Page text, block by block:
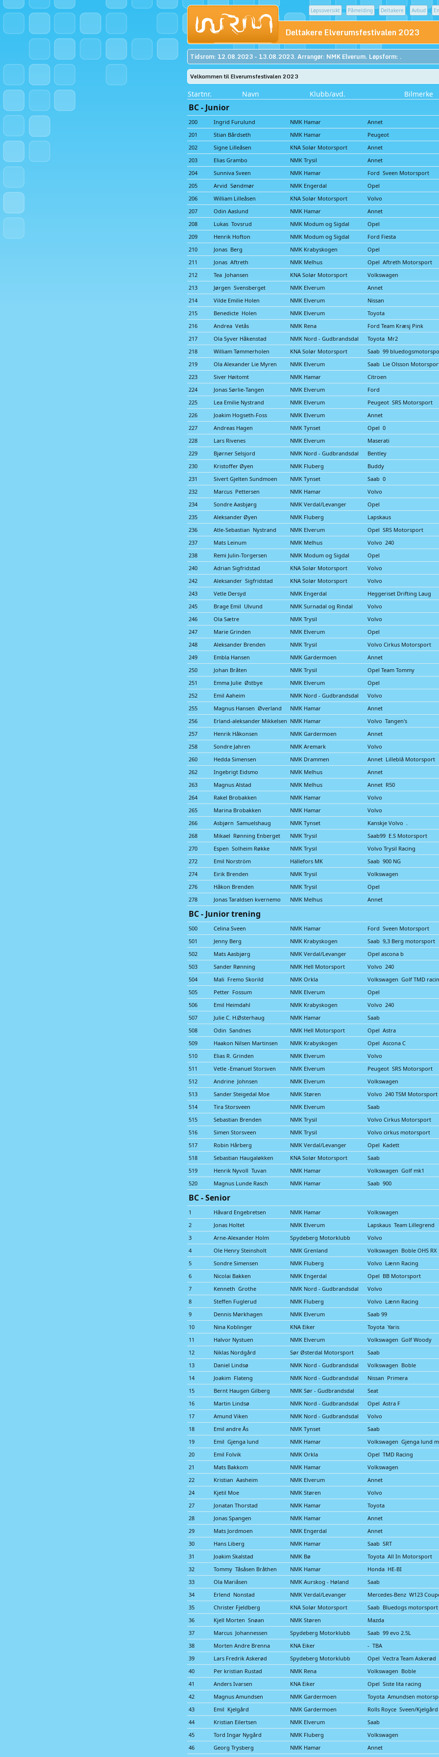
Løpsoversikt Påmelding Deltakere Avbud
Deltakere Elverumsfestivalen 2023
Tidsrom: 12.08.2023 - 13.08.2023. Arrangør: NMK Elverum. Løpsform: .
Velkommen til Elverumsfestivalen 2023
Startnr. Navn Klubb/avd. Bilmerke
BC - Junior
200 Ingrid Furulund NMK Hamar
Annet
201
Stian Bårdseth NMK Hamar
Peugeot
202
Signe Lilleåsen KNA Solør Motorsport
Annet
203
Elias Grambo NMK Trysil
Annet
204
Sunniva Sveen NMK Hamar
Ford Sveen Motorsport
205
Arvid Søndmør NMK Engerdal
Opel
206
William Lilleåsen KNA Solør Motorsport
Volvo
207
Odin Aaslund NMK Hamar
Annet
208
Lukas Tovsrud NMK Modum og Sigdal
Opel
209
Henrik Hofton NMK Modum og Sigdal
Ford Fiesta
210
Jonas Berg NMK Krabyskogen
Opel
211
Jonas Aftreth NMK Melhus
Opel Aftreth Motorsport
212
Tea Johansen KNA Solør Motorsport
Volkswagen
213
Jørgen Svensberget NMK Elverum
Annet
214
Vilde Emilie Holen NMK Elverum
Nissan
215
Benedicte Holen NMK Elverum
Toyota
216
Andrea Vetås NMK Rena
Ford Team Kræsj Pink
217
Ola Syver Håkenstad NMK Nord - Gudbrandsdal
Toyota Mr2
218
William Tømmerholen KNA Solør Motorsport
Saab 99
219
Ola Alexander Lie Myren NMK Elverum
Saab Lie Olsson
223
Siver Høitomt NMK Hamar
Citroen
224
Jonas Sørlie-Tangen NMK Elverum
Ford
225
Lea Emilie Nystrand NMK Elverum
Peugeot SRS Motorsport
226
Joakim Hogseth-Foss NMK Elverum
Annet
227
Andreas Hagen NMK Tynset
Opel 0
228
Lars Rivenes NMK Elverum
Maserati
229
Bjørner Selsjord NMK Nord - Gudbrandsdal
Bentley
230
Kristoffer Øyen NMK Fluberg
Buddy
231
Sivert Gjelten Sundmoen NMK Tynset
Saab 0
232
Marcus Pettersen NMK Hamar
Volvo
234
Sondre Aasbjørg NMK Verdal/Levanger
Opel
235
Aleksander Øyen NMK Fluberg
Lapskaus
236
Atle-Sebastian Nystrand NMK Elverum
Opel SRS Motorsport
237
Mats Leinum NMK Melhus
Volvo 240
238
Remi Julin-Torgersen NMK Modum og Sigdal
Opel
240
Adrian Sigfridstad KNA Solør Motorsport
Volvo
242
Aleksander Sigfridstad KNA Solør Motorsport
Volvo
243
Vetle Dersyd NMK Engerdal
Heggeriset Drifting Laug
245
Brage Emil Ulvund NMK Surnadal og Rindal
Volvo
246
Ola Sætre NMK Trysil
Volvo
247
Marie Grinden NMK Elverum
Opel
248
Aleksander Brenden NMK Trysil
Volvo Cirkus Motorsport
249
Embla Hansen NMK Gardermoen
Annet
250
Johan Bråten NMK Trysil
Opel Team Tommy
251
Emma Julie Østbye NMK Elverum
Opel
252
Emil Aaheim NMK Nord - Gudbrandsdal
Volvo
255
Magnus Hansen Øverland NMK Hamar
Annet
256
Erland-aleksander Mikkelsen NMK Hamar
Volvo Tangen's
257
Henrik Håkonsen NMK Gardermoen
Annet
258
Sondre Jahren NMK Aremark
Volvo
260
Hedda Simensen NMK Drammen
Annet Lilleblå Motorsport
262
Ingebrigt Eidsmo NMK Melhus
Annet
263
Magnus Alstad NMK Melhus
Annet R50
264
Rakel Brobakken NMK Hamar
Volvo
265
Marina Brobakken NMK Hamar
Volvo
266
Asbjørn Samuelshaug NMK Tynset
Kanskje Volvo .
268
Mikael Rønning Enberget NMK Trysil
Saab99 E.S Motorsport
270
Espen Solheim Røkke NMK Trysil
Volvo Trysil Racing
272
Emil Norström Hällefors MK
Saab 900 NG
274
Eirik Brenden NMK Trysil
Volkswagen
276
Håkon Brenden NMK Trysil
Opel
278
Jonas Taraldsen kvernemo NMK Melhus Annet
BC - Junior trening
500 Celina Sveen NMK Hamar
Ford Sveen Motorsport
501
Jenny Berg NMK Krabyskogen
Saab 9,3 Berg motorsport
502
Mats Aasbjørg NMK Verdal/Levanger
Opel ascona b
503
Sander Rønning NMK Hell Motorsport
Volvo 240
504
Mali Fremo Skorild NMK Orkla
Volkswagen Golf TMD
505
Petter Fossum NMK Elverum
Opel
506
Emil Heimdahl NMK Krabyskogen
Volvo 240
507
Julie C. H.Østerhaug NMK Hamar
Saab
508
Odin Sandnes NMK Hell Motorsport
Opel Astra
509
Haakon Nilsen Martinsen NMK Krabyskogen
Opel Ascona C
510
Elias R. Grinden NMK Elverum
Volvo
511
Vetle -Emanuel Storsven NMK Elverum
Peugeot SRS Motorsport
512
Andrine Johnsen NMK Elverum
Volkswagen
513
Sander Steigedal Moe NMK Støren
Volvo 240 TSM Motorsport
514
Tira Storsveen NMK Elverum
Saab
515
Sebastian Brenden NMK Trysil
Volvo Cirkus Motorsport
516
Simen Storsveen NMK Trysil
Volvo cirkus motorsport
517
Robin Hårberg NMK Verdal/Levanger
Opel Kadett
518
Sebastian Haugaløkken KNA Solør Motorsport
Saab
519
Henrik Nyvoll Tuvan NMK Hamar
Volkswagen Golf mk1
520
Magnus Lunde Rasch NMK Hamar Saab 900
BC - Senior
1 Håvard Engebretsen NMK Hamar
Volkswagen
2
Jonas Holtet NMK Elverum
Lapskaus Team Lillegrend
3
Arne-Alexander Holm Spydeberg Motorklubb
Volvo
4
Ole Henry Steinsholt NMK Grenland
Volkswagen Boble OHS RX
5
Sondre Simensen NMK Fluberg
Volvo Lænn Racing
6
Nicolai Bakken NMK Engerdal
Opel BB Motorsport
7
Kenneth Grothe NMK Nord - Gudbrandsdal
Volvo
8
Steffen Fuglerud NMK Fluberg
Volvo Lænn Racing
9
Dennis Mørkhagen NMK Elverum
Saab 99
10
Nina Koblinger KNA Eiker
Toyota Yaris
11
Halvor Nystuen NMK Elverum
Volkswagen Golf Woody
12
Niklas Nordgård Sør Østerdal Motorsport
Saab
13
Daniel Lindsø NMK Nord - Gudbrandsdal
Volkswagen Boble
14
Joakim Flateng NMK Nord - Gudbrandsdal
Nissan Primera
15
Bernt Haugen Gilberg NMK Sør - Gudbrandsdal
Seat
16
Martin Lindsø NMK Nord - Gudbrandsdal
Opel Astra F
17
Amund Viken NMK Nord - Gudbrandsdal
Volvo
18
Emil andre Ås NMK Tynset
Saab
19
Emil Gjenga lund NMK Hamar
Volkswagen Gjenga lund
20
Emil Folvik NMK Orkla
Opel TMD Racing
21
Mats Bakkom NMK Hamar
Volkswagen
22
Kristian Aasheim NMK Elverum
Annet
24
Kjetil Moe NMK Støren
Volvo
27
Jonatan Thorstad NMK Hamar
Toyota
28
Jonas Spangen NMK Hamar
Annet
29
Mats Jordmoen NMK Engerdal
Annet
30
Hans Liberg NMK Hamar
Saab SRT
31
Joakim Skalstad NMK Bø
Toyota All In Motorsport
32
Tommy Tåsåsen Bråthen NMK Hamar
Honda HE-BI
33
Ola Mariåsen NMK Aurskog - Høland
Saab
34
Erlend Nonstad NMK Verdal/Levanger
Mercedes-Benz W123
35
Christer Fjeldberg KNA Solør Motorsport
Saab Bluedogs motorsport
36
Kjell Morten Snøan NMK Støren
Mazda
37
Marcus Johannessen Spydeberg Motorklubb
Saab 99 evo 2.5L
38
Morten Andre Brenna KNA Eiker
- TBA
39
Lars Fredrik Askerød Spydeberg Motorklubb
Opel Vectra Team Askerød
40
Per kristian Rustad NMK Rena
Volkswagen Boble
41
Anders Ivarsen KNA Eiker
Opel Siste lita racing
42
Magnus Amundsen NMK Gardermoen
Toyota Amundsen
43
Emil Kjelgård NMK Gardermoen
Rolls Royce Sveen/
44
Kristian Eilertsen NMK Elverum
Saab
45
Tord Ingar Nygård NMK Fluberg
Volkswagen
46
Georg Trysberg NMK Hamar
Annet